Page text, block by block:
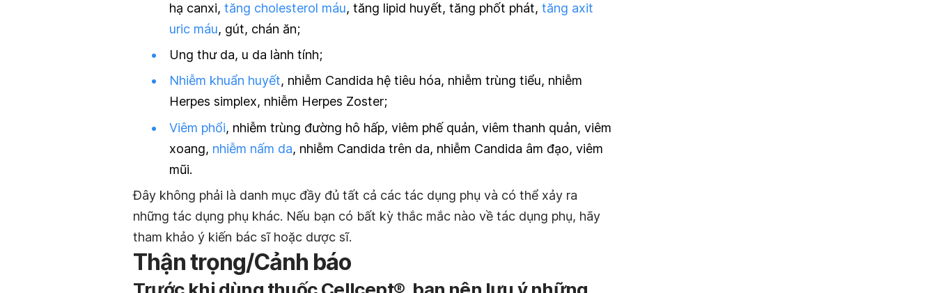
hạ canxi, tăng cholesterol máu, tăng lipid huyết, tăng phốt phát, tăng axit
uric máu, gút, chán ăn;
Ung thư da, u da lành tính;
Nhiễm khuẩn huyết, nhiễm Candida hệ tiêu hóa, nhiễm trùng tiểu, nhiễm
Herpes simplex, nhiễm Herpes Zoster;
Viêm phổi, nhiễm trùng đường hô hấp, viêm phế quản, viêm thanh quản, viêm
xoang, nhiễm nấm da, nhiễm Candida trên da, nhiễm Candida âm đạo, viêm
mũi.
Đây không phải là danh mục đầy đủ tất cả các tác dụng phụ và có thể xảy ra
những tác dụng phụ khác. Nếu bạn có bất kỳ thắc mắc nào về tác dụng phụ, hãy
tham khảo ý kiến bác sĩ hoặc dược sĩ.
Thận trọng/Cảnh báo